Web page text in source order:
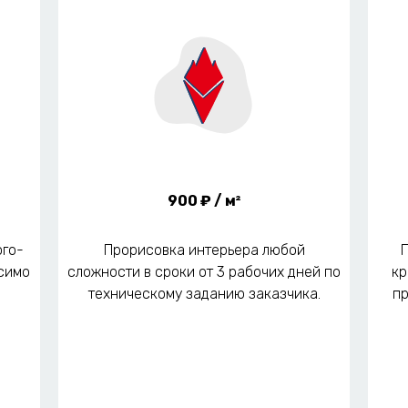
Для каких задач
подходит 3D-графика:
Архитектурная визуализация.
Промышленный дизайн.
900 ₽ / м²
Прорисовка интерьера любой
сложности в сроки от 3 рабочих дней по
техническому заданию заказчика.